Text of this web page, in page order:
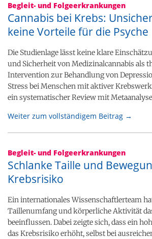
Begleit- und Folgeerkrankungen
Cannabis bei Krebs:
keine Vorteile für die Psyche
Die Studienlage lässt keine klare
und Sicherheit von Medizinalcannabis als
Intervention zur Behandlung von
Stress bei Menschen mit aktiver
ein systematischer Review mit
Weiter zum vollständigem Beitrag →
Begleit- und Folgeerkrankungen
Schlanke Taille und
Krebsrisiko
Ein internationales Wissenschaftlerteam
Taillenumfang und körperliche Aktivität
beeinflussen. Dabei zeigte sich, dass ein
das Krebsrisiko erhöht, selbst bei